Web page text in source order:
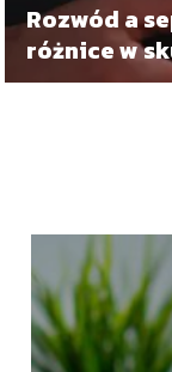
Rozwód a
różnice w